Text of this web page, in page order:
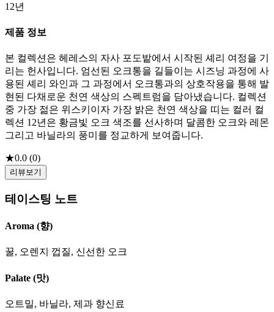
12년
제품 정보
본 컬렉션은 헤레스의 자사 포도밭에서 시작된 셰리 여정을 기
리는 헌사입니다. 엄선된 오크통을 길들이는 시즈닝 과정에 사
용된 셰리 와인과 그 과정에서 오크통과의 상호작용을 통해 발
현된 다채로운 천연 색상의 스펙트럼을 담아냈습니다. 컬렉션
중 가장 젊은 위스키이자 가장 밝은 천연 색상을 띠는 컬러 컬
렉션 12년은 황금빛 오크 색조를 선사하며 달콤한 오크와 레몬
그리고 바닐라의 풍미를 정교하게 보여줍니다.
★0.0 (0)
리뷰보기
테이스팅 노트
Aroma (향)
꿀, 오렌지 껍질, 신선한 오크
Palate (맛)
오트밀, 바닐라, 제과 향신료